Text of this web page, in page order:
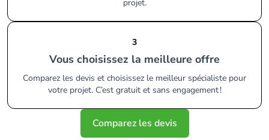
projet.
3
Vous choisissez la meilleure offre
Comparez les devis et choisissez le meilleur spécialiste pour
votre projet. C’est gratuit et sans engagement !
Comparez les devis